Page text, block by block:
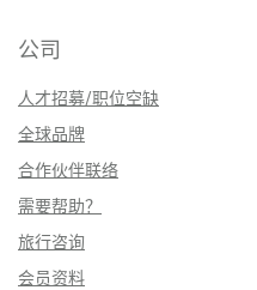
公司
人才招募/职位空缺
全球品牌
合作伙伴联络
需要帮助？
旅行咨询
会员资料